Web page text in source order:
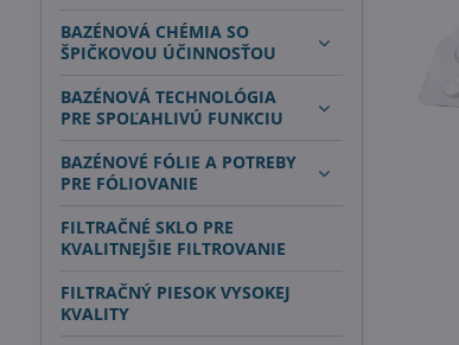
BAZÉNOVÁ CHÉMIA SO
ŠPIČKOVOU ÚČINNOSŤOU
BAZÉNOVÁ TECHNOLÓGIA
PRE SPOĽAHLIVÚ FUNKCIU
BAZÉNOVÉ FÓLIE A POTREBY
PRE FÓLIOVANIE
FILTRAČNÉ SKLO PRE
KVALITNEJŠIE FILTROVANIE
FILTRAČNÝ PIESOK VYSOKEJ
KVALITY